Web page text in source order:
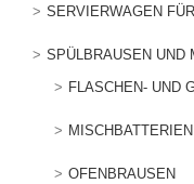
SERVIERWAGEN
SPÜLBRAUSEN UND
FLASCHEN- UND
MISCHBATTERIEN
OFENBRAUSEN